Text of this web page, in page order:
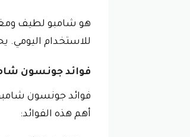
هو شامبو لطيف
للاستخدام اليومي.
فوائد جونسون
فوائد جونسون
أهم هذه الفوائد: